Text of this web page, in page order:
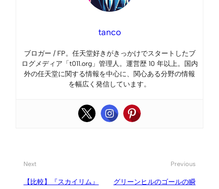
tanco
ブロガー / FP。任天堂好きがきっかけでスタートしたブ
ログメディア「t011.org」管理人。運営歴 10 年以上。国内
外の任天堂に関する情報を中心に、関心ある分野の情報
を幅広く発信しています。
Next
【比較】『スカイリム』
Previous
グリーンヒルのゴールの瞬